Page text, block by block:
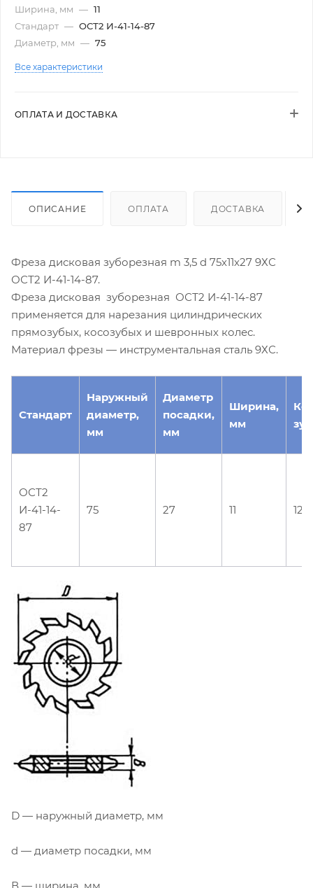
Ширина, мм — 11
Стандарт — ОСТ2 И-41-14-87
Диаметр, мм — 75
Все характеристики
ОПЛАТА И ДОСТАВКА
ОПИСАНИЕ ОПЛАТА ДОСТАВКА
Фреза дисковая зуборезная m 3,5 d 75х11х27 9ХС
ОСТ2 И-41-14-87.
Фреза дисковая зуборезная ОСТ2 И-41-14-87
применяется для нарезания цилиндрических
прямозубых, косозубых и шевронных колес.
Материал фрезы — инструментальная сталь 9ХС.
Стандарт
Наружный
диаметр,
мм
Диаметр
посадки,
мм
Ширина,
мм
ОСТ2
И-41-14-
87
75 27 11 12
D — наружный диаметр, мм
d — диаметр посадки, мм